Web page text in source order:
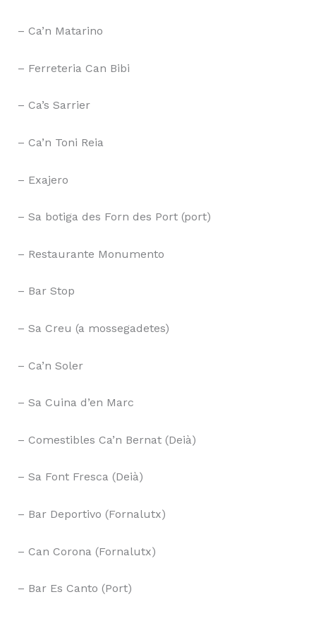
– Ca’n Matarino
– Ferreteria Can Bibi
– Ca’s Sarrier
– Ca’n Toni Reia
– Exajero
– Sa botiga des Forn des Port (port)
– Restaurante Monumento
– Bar Stop
– Sa Creu (a mossegadetes)
– Ca’n Soler
– Sa Cuina d’en Marc
– Comestibles Ca’n Bernat (Deià)
– Sa Font Fresca (Deià)
– Bar Deportivo (Fornalutx)
– Can Corona (Fornalutx)
– Bar Es Canto (Port)